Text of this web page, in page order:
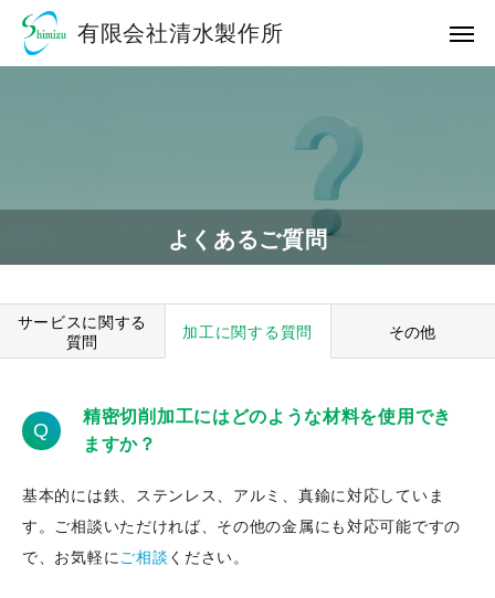
有限会社清水製作所
よくあるご質問
サービスに関する
質問
加工に関する質問 その他
Q
精密切削加工にはどのような材料を使用でき
ますか？
基本的には鉄、ステンレス、アルミ、真鍮に対応していま
す。ご相談いただければ、その他の金属にも対応可能ですの
で、お気軽に ご相談 ください。